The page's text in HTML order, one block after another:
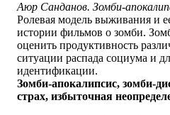
Аюр Санданов. Зомби-
Ролевая модель выживания и
истории фильмов о зомби.
оценить продуктивность
ситуации распада социума и
идентификации.
Зомби-апокалипсис, зомби-
страх, избыточная